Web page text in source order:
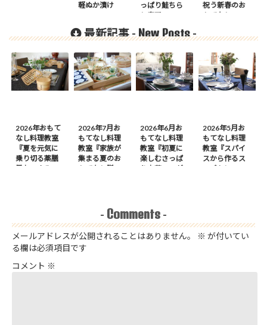
軽ぬか漬け
っぱり鮭ちら
し寿司
祝う新春のお
もてなし」
最新記事 -New Posts-
2026年おもて
なし料理教室
『夏を元気に
乗り切る薬膳
風おつまみ
2026年7月お
もてなし料理
教室『家族が
集まる夏のお
もてなし膳』
2026年6月お
もてなし料理
教室『初夏に
楽しむさっぱ
り中華』のが
2026年5月お
もてなし料理
教室『スパイ
スから作るス
ープカレーの
- Comments -
メールアドレスが公開されることはありません。 ※ が付いてい
る欄は必須項目です
コメント ※